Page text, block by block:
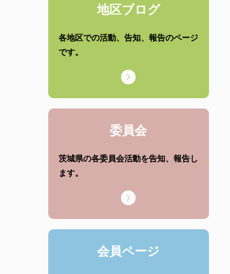
地区ブログ
各地区での活動、告知、報告のページ
です。
委員会
茨城県の各委員会活動を告知、報告し
ます。
会員ページ